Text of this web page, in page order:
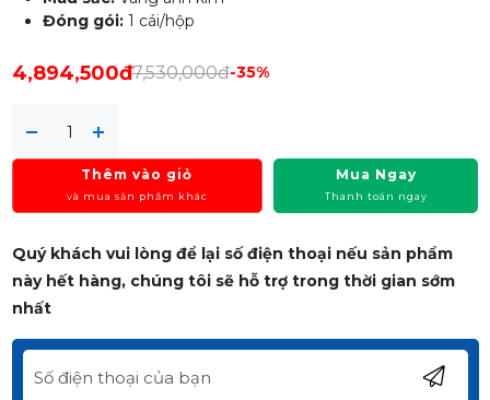
Đóng gói: 1 cái/hộp
4,894,500đ7,530,000đ-35%
Thêm vào giỏ
và mua sản phẩm khác
Mua Ngay
Thanh toán ngay
Quý khách vui lòng để lại số điện thoại nếu sản phẩm
này hết hàng, chúng tôi sẽ hỗ trợ trong thời gian sớm
nhất